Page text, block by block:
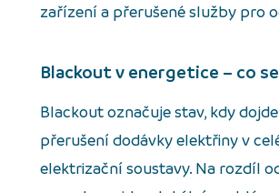
zařízení a přerušené služby pro
Blackout v energetice – co
Blackout označuje stav, kdy
přerušení dodávky elektřiny v
elektrizační soustavy. Na rozdíl